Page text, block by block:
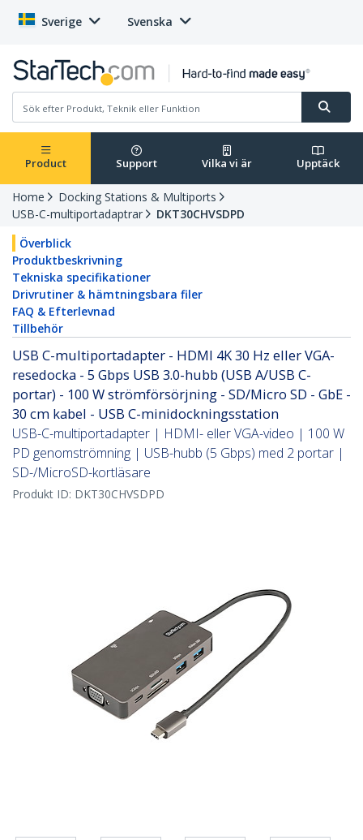
Sverige Svenska
Product Support Vilka vi är Upptäck
Home
Docking Stations & Multiports
USB-C-multiportadaptrar
DKT30CHVSDPD
Överblick
Produktbeskrivning
Tekniska specifikationer
Drivrutiner & hämtningsbara filer
FAQ & Efterlevnad
Tillbehör
USB C-multiportadapter - HDMI 4K 30 Hz eller VGA-
resedocka - 5 Gbps USB 3.0-hubb (USB A/USB C-
portar) - 100 W strömförsörjning - SD/Micro SD - GbE -
30 cm kabel - USB C-minidockningsstation
USB-C-multiportadapter | HDMI- eller VGA-video | 100 W
PD genomströmning | USB-hubb (5 Gbps) med 2 portar |
SD-/MicroSD-kortläsare
Produkt ID: DKT30CHVSDPD